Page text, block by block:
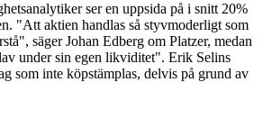
ser en uppsida på i snitt 20%
"Att aktien handlas så styvmoderligt som
säger Johan Edberg om Platzer, medan
under sin egen likviditet". Erik Selins
som inte köpstämplas, delvis på grund av